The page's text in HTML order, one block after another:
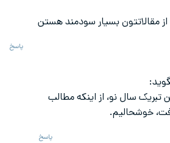
مقالاتتون بسیار سودمند هستن
پاسخ
سال نو، از اینکه مطالب
خوشحالیم.
پاسخ